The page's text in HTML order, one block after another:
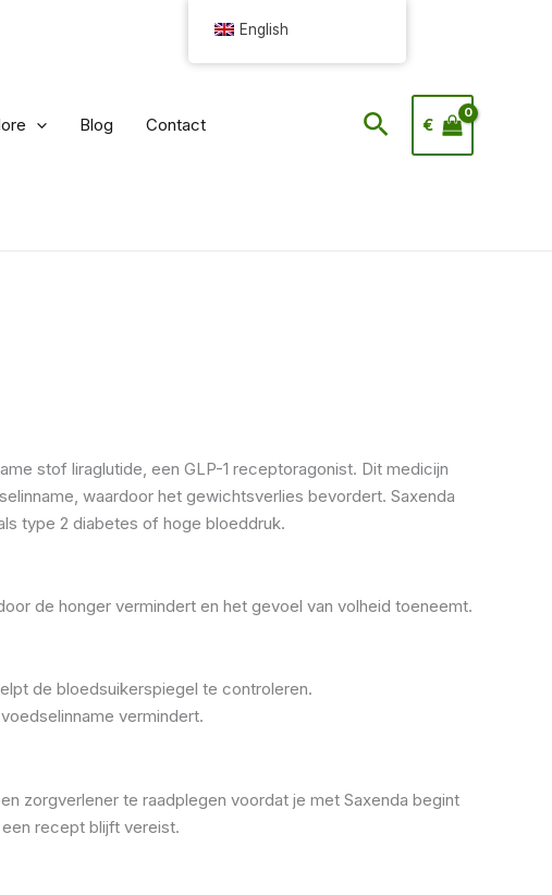
Blog Contact Search
€
stof liraglutide, een GLP-1 receptoragonist. Dit medicijn
waardoor het gewichtsverlies bevordert. Saxenda
type 2 diabetes of hoge bloeddruk.
de honger vermindert en het gevoel van volheid toeneemt.
de bloedsuikerspiegel te controleren.
vermindert.
zorgverlener te raadplegen voordat je met Saxenda begint
recept blijft vereist.
English